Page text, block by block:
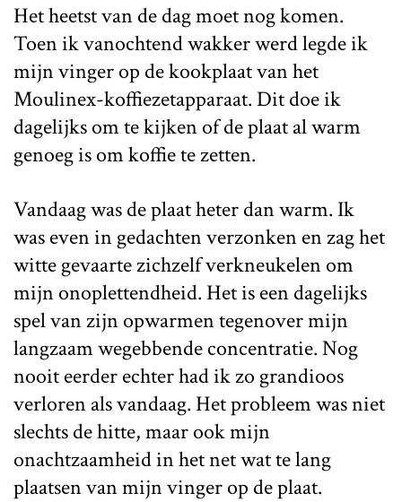
Het heetst van de dag moet nog komen.
Toen ik vanochtend wakker werd legde ik
mijn vinger op de kookplaat van het
Moulinex-koffiezetapparaat. Dit doe ik
dagelijks om te kijken of de plaat al warm
genoeg is om koffie te zetten.
Vandaag was de plaat heter dan warm. Ik
was even in gedachten verzonken en zag het
witte gevaarte zichzelf verkneukelen om
mijn onoplettendheid. Het is een dagelijks
spel van zijn opwarmen tegenover mijn
langzaam wegebbende concentratie. Nog
nooit eerder echter had ik zo grandioos
verloren als vandaag. Het probleem was niet
slechts de hitte, maar ook mijn
onachtzaamheid in het net wat te lang
plaatsen van mijn vinger op de plaat.